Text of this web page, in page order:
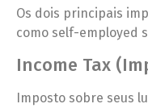
Os dois principais
como self-employed
Income Tax
Imposto sobre seus